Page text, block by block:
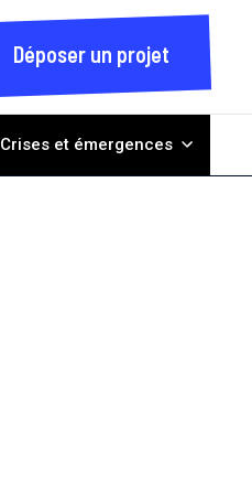
Déposer un projet
Crises et émergences